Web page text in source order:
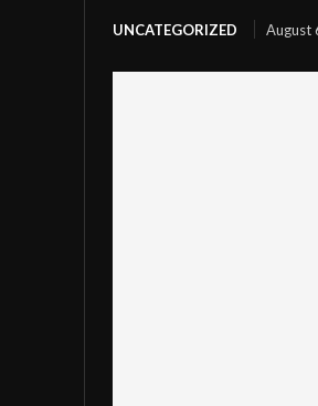
UNCATEGORIZED August